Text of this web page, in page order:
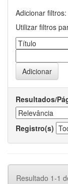
Adicionar filtros:
Utilizar filtros
Resultados/
Registro(s)
Resultado 1-1